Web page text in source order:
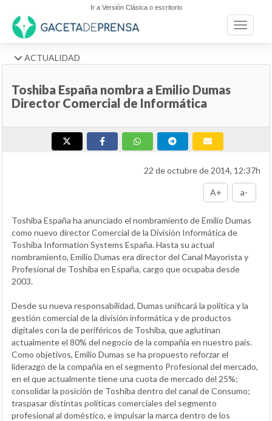
Ir a Versión Clásica o escritorio
Toggle
ACTUALIDAD
Toshiba España nombra a Emilio Dumas
Director Comercial de Informática
22 de octubre de 2014, 12:37h
A+ a-
Toshiba España ha anunciado el nombramiento de Emilio Dumas
como nuevo director Comercial de la División Informática de
Toshiba Information Systems España. Hasta su actual
nombramiento, Emilio Dumas era director del Canal Mayorista y
Profesional de Toshiba en España, cargo que ocupaba desde
2003.
Desde su nueva responsabilidad, Dumas unificará la política y la
gestión comercial de la división informática y de productos
digitales con la de periféricos de Toshiba, que aglutinan
actualmente el 80% del negocio de la compañía en nuestro país.
Como objetivos, Emilio Dumas se ha propuesto reforzar el
liderazgo de la compañía en el segmento Profesional del mercado,
en el que actualmente tiene una cuota de mercado del 25%;
consolidar la posición de Toshiba dentro del canal de Consumo;
traspasar distintas políticas comerciales del segmento
profesional al doméstico, e impulsar la marca dentro de los